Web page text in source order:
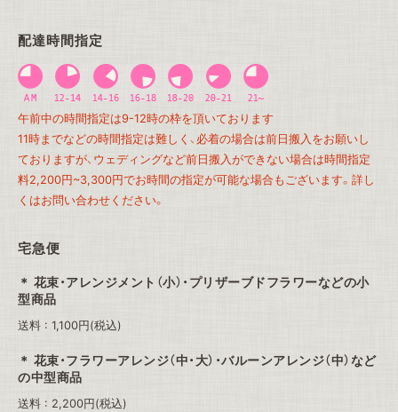
配達時間指定
午前中の時間指定は9-12時の枠を頂いております
11時までなどの時間指定は難しく、必着の場合は前日搬入をお願いし
ておりますが、ウェディングなど前日搬入ができない場合は時間指定
料2,200円~3,300円でお時間の指定が可能な場合もございます。詳し
くはお問い合わせください。
宅急便
花束・アレンジメント（小）・プリザーブドフラワーなどの小
型商品
送料 : 1,100円(税込)
花束・フラワーアレンジ（中・大）・バルーンアレンジ（中）など
の中型商品
送料 : 2,200円(税込)